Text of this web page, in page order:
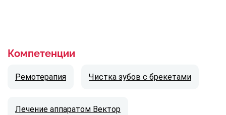
Компетенции
Ремотерапия Чистка зубов с брекетами
Лечение аппаратом Вектор